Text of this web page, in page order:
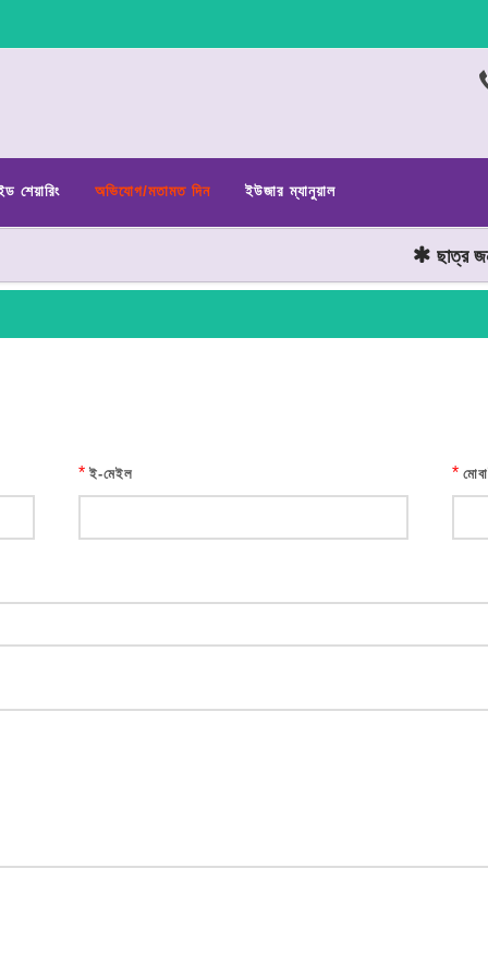
শেয়ারিং অভিযোগ/মতামত দিন ইউজার ম্যানুয়াল
ছাত্র
* ই-মেইল *